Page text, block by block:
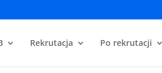
Rekrutacja Po rekrutacji